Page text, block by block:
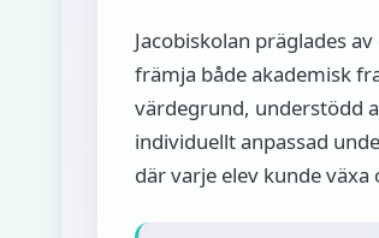
Jacobiskolan präglades
främja både akademisk
värdegrund, understödd
individuellt anpassad
där varje elev kunde växa